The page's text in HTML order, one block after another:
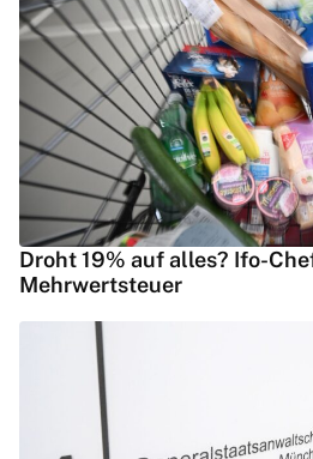
Droht 19% auf alles? Ifo-
Mehrwertsteuer